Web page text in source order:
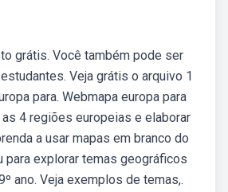
grátis. Você também pode ser
Veja grátis o arquivo 1
para. Webmapa europa para
4 regiões europeias e elaborar
a usar mapas em branco do
para explorar temas geográficos
ano. Veja exemplos de temas,.